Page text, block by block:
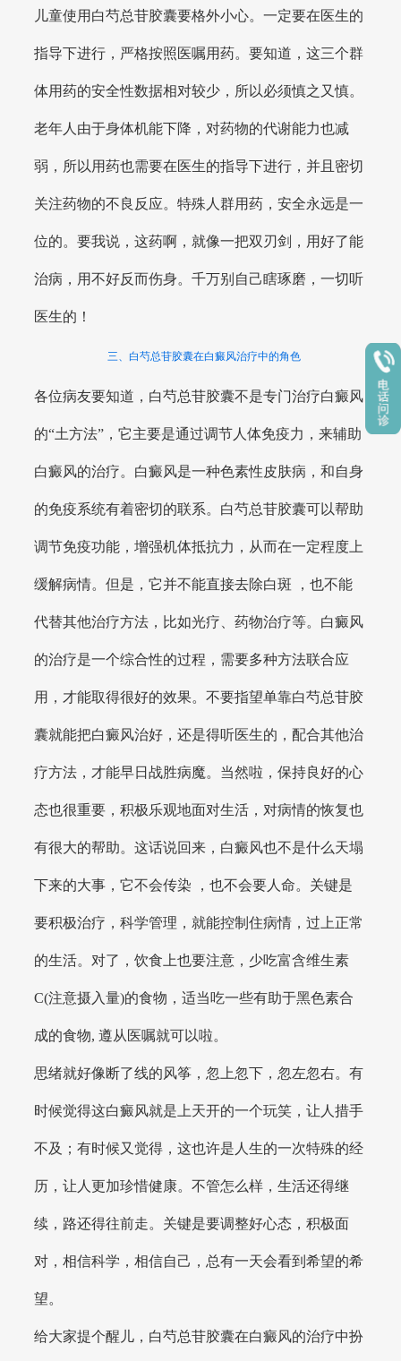
儿童使用白芍总苷胶囊要格外小心。一定要在医生的
指导下进行，严格按照医嘱用药。要知道，这三个群
体用药的安全性数据相对较少，所以必须慎之又慎。
老年人由于身体机能下降，对药物的代谢能力也减
弱，所以用药也需要在医生的指导下进行，并且密切
关注药物的不良反应。特殊人群用药，安全永远是一
位的。要我说，这药啊，就像一把双刃剑，用好了能
治病，用不好反而伤身。千万别自己瞎琢磨，一切听
医生的！
三、白芍总苷胶囊在白癜风治疗中的角色
各位病友要知道，白芍总苷胶囊不是专门治疗白癜风
的“土方法”，它主要是通过调节人体免疫力，来辅助
白癜风的治疗。白癜风是一种色素性皮肤病，和自身
的免疫系统有着密切的联系。白芍总苷胶囊可以帮助
调节免疫功能，增强机体抵抗力，从而在一定程度上
缓解病情。但是，它并不能直接去除白斑 ，也不能
代替其他治疗方法，比如光疗、药物治疗等。白癜风
的治疗是一个综合性的过程，需要多种方法联合应
用，才能取得很好的效果。不要指望单靠白芍总苷胶
囊就能把白癜风治好，还是得听医生的，配合其他治
疗方法，才能早日战胜病魔。当然啦，保持良好的心
态也很重要，积极乐观地面对生活，对病情的恢复也
有很大的帮助。这话说回来，白癜风也不是什么天塌
下来的大事，它不会传染 ，也不会要人命。关键是
要积极治疗，科学管理，就能控制住病情，过上正常
的生活。对了，饮食上也要注意，少吃富含维生素
C(注意摄入量)的食物，适当吃一些有助于黑色素合
成的食物, 遵从医嘱就可以啦。
思绪就好像断了线的风筝，忽上忽下，忽左忽右。有
时候觉得这白癜风就是上天开的一个玩笑，让人措手
不及；有时候又觉得，这也许是人生的一次特殊的经
历，让人更加珍惜健康。不管怎么样，生活还得继
续，路还得往前走。关键是要调整好心态，积极面
对，相信科学，相信自己，总有一天会看到希望的希
望。
给大家提个醒儿，白芍总苷胶囊在白癜风的治疗中扮